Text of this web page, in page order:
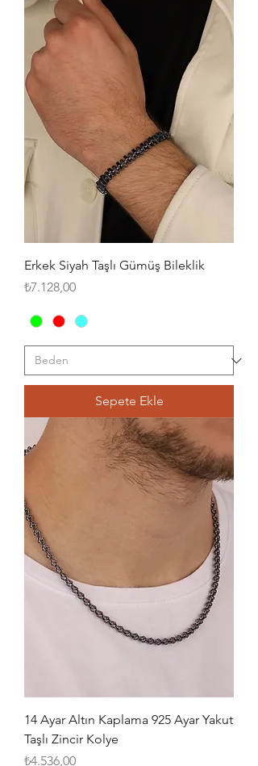
Erkek Siyah Taşlı Gümüş Bileklik
Fiyat
₺7.128,00
Sepete Ekle
14 Ayar Altın Kaplama 925 Ayar Yakut
Taşlı Zincir Kolye
Fiyat
₺4.536,00